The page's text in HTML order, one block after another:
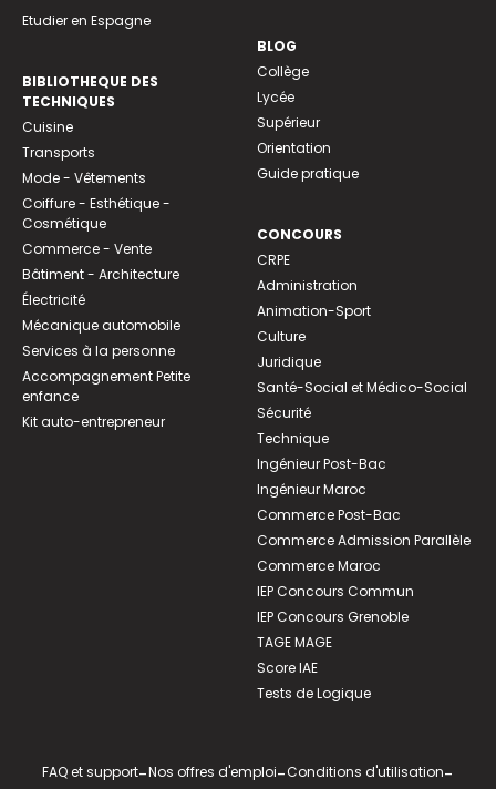
Etudier en Espagne
BIBLIOTHEQUE DES
TECHNIQUES
Cuisine
Transports
Mode - Vêtements
Coiffure - Esthétique -
Cosmétique
Commerce - Vente
Bâtiment - Architecture
Électricité
Mécanique automobile
Services à la personne
Accompagnement Petite
enfance
Kit auto-entrepreneur
BLOG
Collège
Lycée
Supérieur
Orientation
Guide pratique
CONCOURS
CRPE
Administration
Animation-Sport
Culture
Juridique
Santé-Social et Médico-Social
Sécurité
Technique
Ingénieur Post-Bac
Ingénieur Maroc
Commerce Post-Bac
Commerce Admission Parallèle
Commerce Maroc
IEP Concours Commun
IEP Concours Grenoble
TAGE MAGE
Score IAE
Tests de Logique
FAQ et support-Nos offres d'emploi-Conditions d'utilisation-